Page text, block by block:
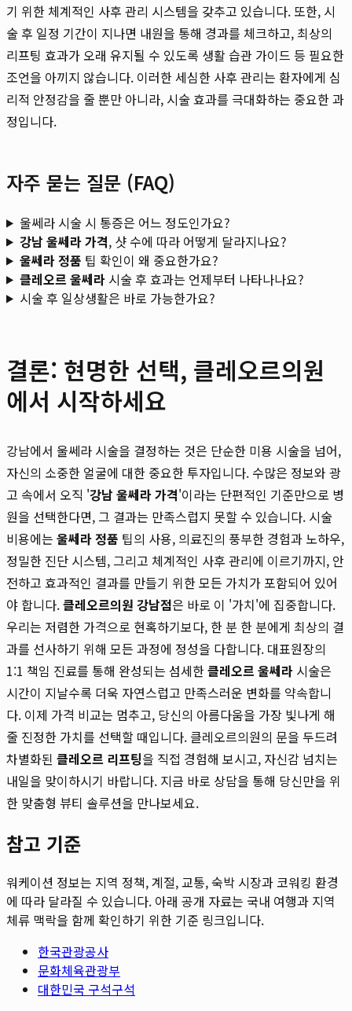
기 위한 체계적인 사후 관리 시스템을 갖추고 있습니다. 또한, 시
술 후 일정 기간이 지나면 내원을 통해 경과를 체크하고, 최상의
리프팅 효과가 오래 유지될 수 있도록 생활 습관 가이드 등 필요한
조언을 아끼지 않습니다. 이러한 세심한 사후 관리는 환자에게 심
리적 안정감을 줄 뿐만 아니라, 시술 효과를 극대화하는 중요한 과
정입니다.
자주 묻는 질문 (FAQ)
울쎄라 시술 시 통증은 어느 정도인가요?
강남 울쎄라 가격, 샷 수에 따라 어떻게 달라지나요?
울쎄라 정품 팁 확인이 왜 중요한가요?
클레오르 울쎄라시술 후 효과는 언제부터 나타나나요?
시술 후 일상생활은 바로 가능한가요?
결론: 현명한 선택, 클레오르의원
에서 시작하세요
강남에서 울쎄라 시술을 결정하는 것은 단순한 미용 시술을 넘어,
자신의 소중한 얼굴에 대한 중요한 투자입니다. 수많은 정보와 광
고 속에서 오직 '강남 울쎄라 가격'이라는 단편적인 기준만으로 병
원을 선택한다면, 그 결과는 만족스럽지 못할 수 있습니다. 시술
비용에는 울쎄라 정품 팁의 사용, 의료진의 풍부한 경험과 노하우,
정밀한 진단 시스템, 그리고 체계적인 사후 관리에 이르기까지, 안
전하고 효과적인 결과를 만들기 위한 모든 가치가 포함되어 있어
야 합니다.클레오르의원 강남점은 바로 이 '가치'에 집중합니다.
우리는 저렴한 가격으로 현혹하기보다, 한 분 한 분에게 최상의 결
과를 선사하기 위해 모든 과정에 정성을 다합니다. 대표원장의
1:1 책임 진료를 통해 완성되는 섬세한클레오르 울쎄라 시술은
시간이 지날수록 더욱 자연스럽고 만족스러운 변화를 약속합니
다. 이제 가격 비교는 멈추고, 당신의 아름다움을 가장 빛나게 해
줄 진정한 가치를 선택할 때입니다. 클레오르의원의 문을 두드려
차별화된 클레오르 리프팅을 직접 경험해 보시고, 자신감 넘치는
내일을 맞이하시기 바랍니다. 지금 바로 상담을 통해 당신만을 위
한 맞춤형 뷰티 솔루션을 만나보세요.
참고 기준
워케이션 정보는 지역 정책, 계절, 교통, 숙박 시장과 코워킹 환경
에 따라 달라질 수 있습니다. 아래 공개 자료는 국내 여행과 지역
체류 맥락을 함께 확인하기 위한 기준 링크입니다.
한국관광공사
문화체육관광부
대한민국 구석구석